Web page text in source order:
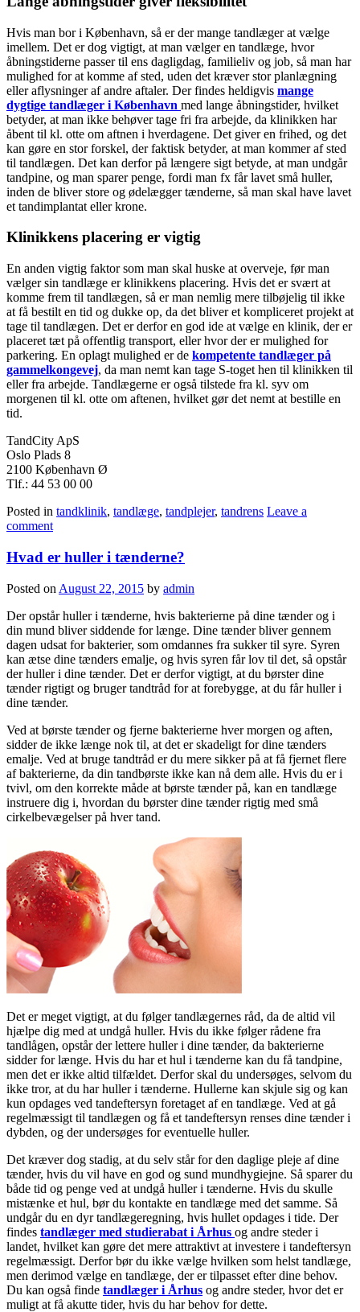
Hvis man bor i København, så er der mange tandlæger at vælge
imellem. Det er dog vigtigt, at man vælger en tandlæge, hvor
åbningstiderne passer til ens dagligdag, familieliv og job, så man har
mulighed for at komme af sted, uden det kræver stor planlægning
eller aflysninger af andre aftaler. Der findes heldigvis mange
dygtige tandlæger i København med lange åbningstider, hvilket
betyder, at man ikke behøver tage fri fra arbejde, da klinikken har
åbent til kl. otte om aftnen i hverdagene. Det giver en frihed, og det
kan gøre en stor forskel, der faktisk betyder, at man kommer af sted
til tandlægen. Det kan derfor på længere sigt betyde, at man undgår
tandpine, og man sparer penge, fordi man fx får lavet små huller,
inden de bliver store og ødelægger tænderne, så man skal have lavet
et tandimplantat eller krone.
Klinikkens placering er vigtig
En anden vigtig faktor som man skal huske at overveje, før man
vælger sin tandlæge er klinikkens placering. Hvis det er svært at
komme frem til tandlægen, så er man nemlig mere tilbøjelig til ikke
at få bestilt en tid og dukke op, da det bliver et kompliceret projekt at
tage til tandlægen. Det er derfor en god ide at vælge en klinik, der er
placeret tæt på offentlig transport, eller hvor der er mulighed for
parkering. En oplagt mulighed er de kompetente tandlæger på
gammelkongevej, da man nemt kan tage S-toget hen til klinikken til
eller fra arbejde. Tandlægerne er også tilstede fra kl. syv om
morgenen til kl. otte om aftenen, hvilket gør det nemt at bestille en
tid.
TandCity ApS
Oslo Plads 8
2100 København Ø
Tlf.: 44 53 00 00
Posted in tandklinik, tandlæge, tandplejer, tandrens Leave a
comment
Hvad er huller i tænderne?
Posted on August 22, 2015 by admin
Der opstår huller i tænderne, hvis bakterierne på dine tænder og i
din mund bliver siddende for længe. Dine tænder bliver gennem
dagen udsat for bakterier, som omdannes fra sukker til syre. Syren
kan ætse dine tænders emalje, og hvis syren får lov til det, så opstår
der huller i dine tænder. Det er derfor vigtigt, at du børster dine
tænder rigtigt og bruger tandtråd for at forebygge, at du får huller i
dine tænder.
Ved at børste tænder og fjerne bakterierne hver morgen og aften,
sidder de ikke længe nok til, at det er skadeligt for dine tænders
emalje. Ved at bruge tandtråd er du mere sikker på at få fjernet flere
af bakterierne, da din tandbørste ikke kan nå dem alle. Hvis du er i
tvivl, om den korrekte måde at børste tænder på, kan en tandlæge
instruere dig i, hvordan du børster dine tænder rigtig med små
cirkelbevægelser på hver tand.
Det er meget vigtigt, at du følger tandlægernes råd, da de altid vil
hjælpe dig med at undgå huller. Hvis du ikke følger rådene fra
tandlågen, opstår der lettere huller i dine tænder, da bakterierne
sidder for længe. Hvis du har et hul i tænderne kan du få tandpine,
men det er ikke altid tilfældet. Derfor skal du undersøges, selvom du
ikke tror, at du har huller i tænderne. Hullerne kan skjule sig og kan
kun opdages ved tandeftersyn foretaget af en tandlæge. Ved at gå
regelmæssigt til tandlægen og få et tandeftersyn renses dine tænder i
dybden, og der undersøges for eventuelle huller.
Det kræver dog stadig, at du selv står for den daglige pleje af dine
tænder, hvis du vil have en god og sund mundhygiejne. Så sparer du
både tid og penge ved at undgå huller i tænderne. Hvis du skulle
mistænke et hul, bør du kontakte en tandlæge med det samme. Så
undgår du en dyr tandlægeregning, hvis hullet opdages i tide. Der
findes tandlæger med studierabat i Århus og andre steder i
landet, hvilket kan gøre det mere attraktivt at investere i tandeftersyn
regelmæssigt. Derfor bør du ikke vælge hvilken som helst tandlæge,
men derimod vælge en tandlæge, der er tilpasset efter dine behov.
Du kan også finde tandlæger i Århus og andre steder, hvor det er
muligt at få akutte tider, hvis du har behov for dette.